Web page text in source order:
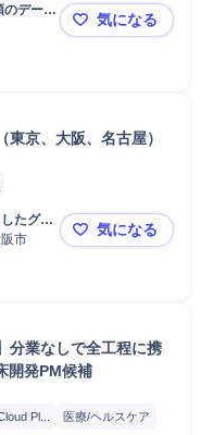
のデータ
し続け
【未経験枠
気になる
東京、大阪、名古屋）
たグロ
市 【経験者】
気になる
分業なしで全工程に携
開発PM候補
Pl...
医療/ヘルスケア